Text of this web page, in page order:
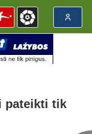
pateikti tik